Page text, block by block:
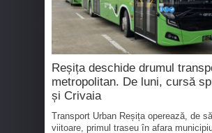
Reșița deschide drumul
metropolitan. De luni, cursă
și Crivaia
Transport Urban Reșița operează, de
viitoare, primul traseu în afara